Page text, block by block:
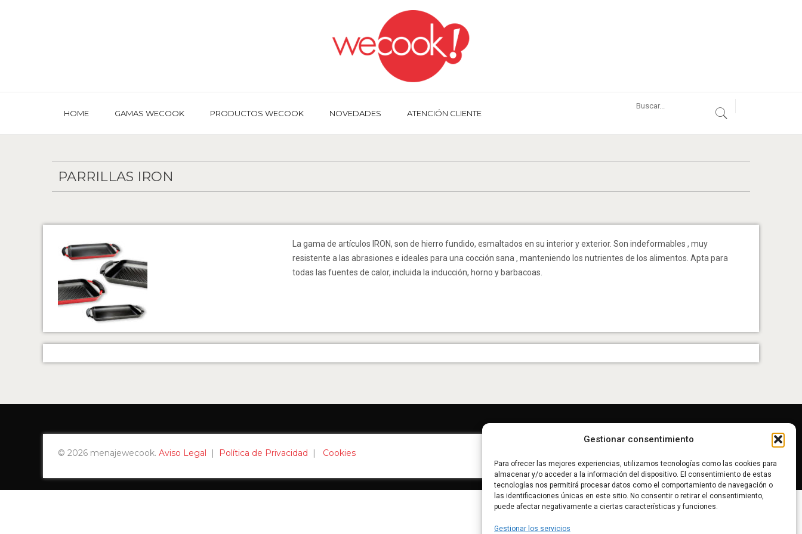
Gestionar consentimiento
Para ofrecer las mejores experiencias, utilizamos tecnologías como las cookies para
almacenar y/o acceder a la información del dispositivo. El consentimiento de estas
tecnologías nos permitirá procesar datos como el comportamiento de navegación o
las identificaciones únicas en este sitio. No consentir o retirar el consentimiento,
puede afectar negativamente a ciertas características y funciones.
Gestionar los servicios
HOME GAMAS WECOOK PRODUCTOS WECOOK NOVEDADES ATENCIÓN CLIENTE
PARRILLAS IRON
La gama de artículos IRON, son de hierro fundido, esmaltados en su interior y exterior. Son indeformables , muy
resistente a las abrasiones e ideales para una cocción sana , manteniendo los nutrientes de los alimentos. Apta para
todas las fuentes de calor, incluida la inducción, horno y barbacoas.
© 2026 menajewecook. Aviso Legal | Política de Privacidad | Cookies